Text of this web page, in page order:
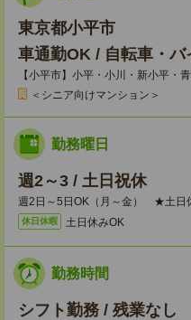
東京都小平市
車通勤OK / 自転車・バ
【小平市】小平・小川・新小平・
＜シニア向けマンション＞
勤務曜日
週2～3 / 土日祝休
週2日～5日OK（月～金） ★土日
休日休暇 土日休みOK
勤務時間
シフト勤務 / 残業なし